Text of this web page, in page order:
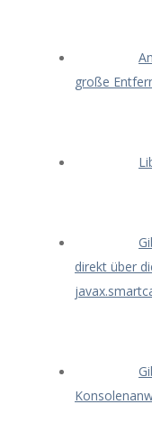
große
direkt über